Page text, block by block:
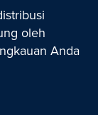
oleh
Anda